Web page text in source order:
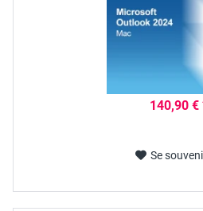
140,90 €
Se